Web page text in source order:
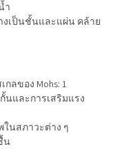
ำ
งเป็นชั้นและแผ่น คล้าย
ลของ Mohs: 1
นและการเสริมแรง
ในสภาวะต่าง ๆ
น